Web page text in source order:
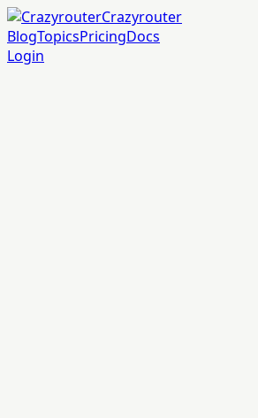
Crazyrouter
BlogTopicsPricingDocs
Login